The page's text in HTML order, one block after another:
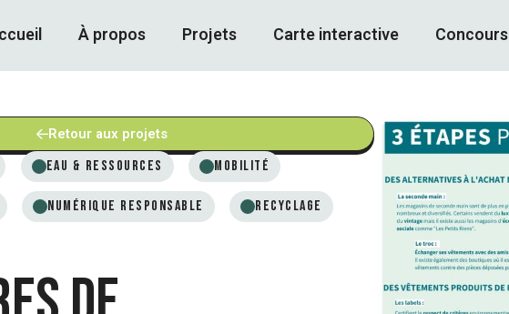
À propos Projets Carte interactive Concours
Retour aux projets
Eau & ressources Mobilité
Numérique responsable Recyclage